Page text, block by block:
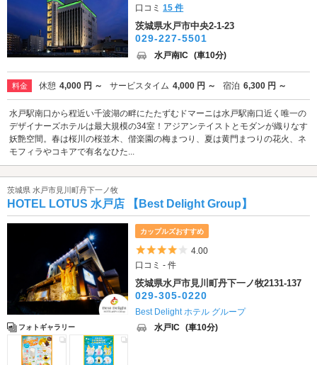
口コミ15 件
茨城県水戸市中央2-1-23
029-227-5501
水戸南IC (車10分)
料金 休憩 4,000 円 ～ サービスタイム 4,000 円 ～ 宿泊 6,300 円 ～
水戸駅南口から程近い千波湖の畔にたたずむドマーニは水戸駅南口近く唯一の
デザイナーズホテルは最大規模の34室！アジアンテイストとモダンが織りなす
妖艶空間。春は桜川の桜並木、偕楽園の梅まつり、夏は黄門まつりの花火、ネ
モフィラやコキアで有名なひた...
茨城県 水戸市見川町丹下一ノ牧
HOTEL LOTUS 水戸店 【Best Delight Group】
フォトギャラリー
カップルズおすすめ
5つ星のうち4
4.00
口コミ - 件
茨城県水戸市見川町丹下一ノ牧2131-137
029-305-0220
Best Delight ホテル グループ
水戸IC (車10分)